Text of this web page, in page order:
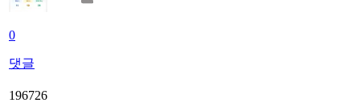
0
댓글
196726